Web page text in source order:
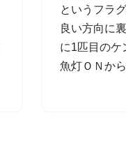
というフラ
良い方向に
に1匹目の
魚灯ＯＮか